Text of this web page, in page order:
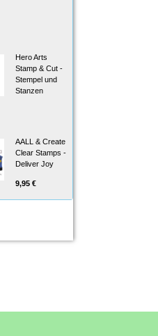
Hero Arts
Stamp & Cut -
Stempel und
Stanzen
AALL & Create
Clear Stamps -
Deliver Joy
9,95 €